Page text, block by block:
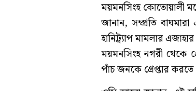
ময়মনসিংহ কোতোয়ালী
জানান, সম্প্রতি
হানিট্র্যাপ মামলার
ময়মনসিংহ নগরী থেকে
পাঁচ জনকে গ্রেপ্তার